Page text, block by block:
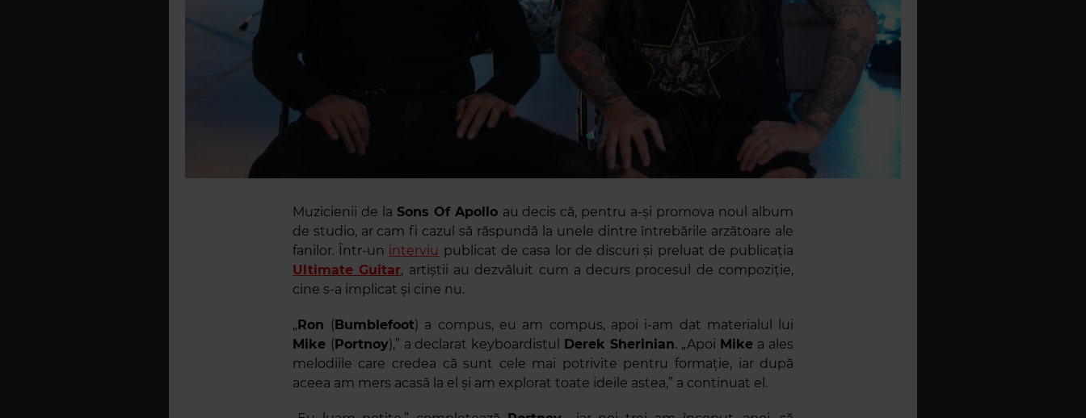
Muzicienii de la Sons Of Apollo au decis că, pentru a-și promova noul album
de studio, ar cam fi cazul să răspundă la unele dintre întrebările arzătoare ale
fanilor. Într-un interviu publicat de casa lor de discuri și preluat de publicația
Ultimate Guitar, artiștii au dezvăluit cum a decurs procesul de compoziție,
cine s-a implicat și cine nu.
„Ron (Bumblefoot) a compus, eu am compus, apoi i-am dat materialul lui
Mike (Portnoy),” a declarat keyboardistul Derek Sherinian. „Apoi Mike a ales
melodiile care credea că sunt cele mai potrivite pentru formație, iar după
aceea am mers acasă la el și am explorat toate ideile astea,” a continuat el.